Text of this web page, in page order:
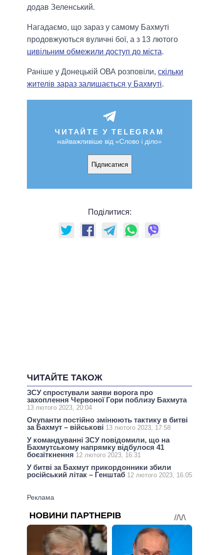
додав Зеленський.
Нагадаємо, що зараз у самому Бахмуті
продовжуються вуличні бої, а з 13 лютого
цивільним обмежили доступ до міста.
Раніше у Донецькій ОВА розповіли, скільки
жителів зараз залишається у Бахмуті.
ЧИТАЙТЕ У TELEGRAM
найважливіше від «Слово і діло»
Підписатися
Поділитися:
ЧИТАЙТЕ ТАКОЖ
ЗСУ спростували заяви ворога про
захоплення Червоної Гори поблизу Бахмута
13 лютого 2023, 20:04
Окупанти постійно змінюють тактику в битві
за Бахмут – військові 13 лютого 2023, 17:58
У командуванні ЗСУ повідомили, що на
Бахмутському напрямку відбулося 41
боєзіткнення 12 лютого 2023, 16:31
У битві за Бахмут прикордонники збили
російський літак – Генштаб 12 лютого 2023, 16:05